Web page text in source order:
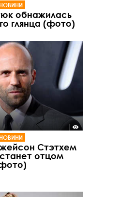
НОВИНИ
обнажилась
глянца (фото)
НОВИНИ
Стэтхем
отцом